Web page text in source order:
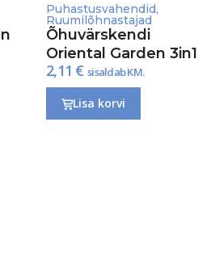
Puhastusvahendid,
Ruumilõhnastajad
Õhuvärskendi
Oriental Garden 3in1
2,11 € sisaldab KM.
Lisa korvi